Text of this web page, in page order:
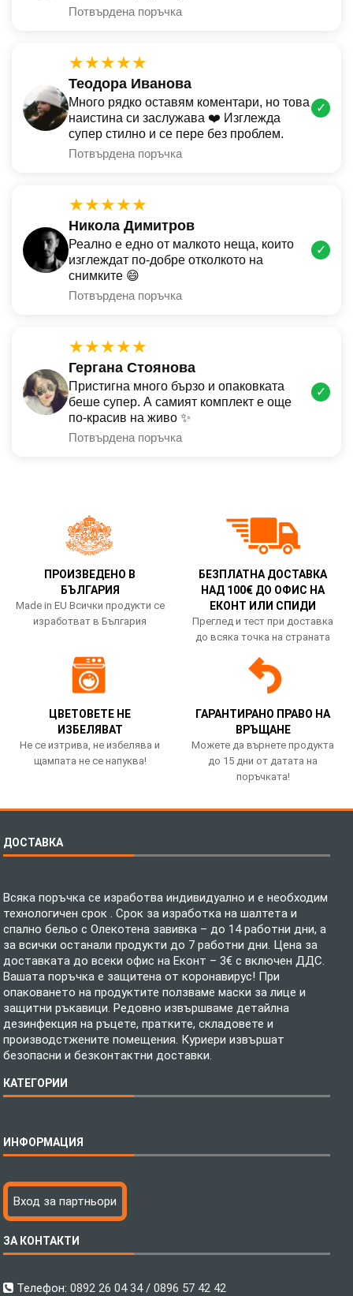
Потвърдена поръчка
★★★★★
Теодора Иванова
Много рядко оставям коментари, но това
наистина си заслужава ❤️ Изглежда
супер стилно и се пере без проблем.
Потвърдена поръчка
✓
★★★★★
Никола Димитров
Реално е едно от малкото неща, които
изглеждат по-добре отколкото на
снимките 😄
Потвърдена поръчка
✓
★★★★★
Гергана Стоянова
Пристигна много бързо и опаковката
беше супер. А самият комплект е още
по-красив на живо ✨
Потвърдена поръчка
✓
ПРОИЗВЕДЕНО В
БЪЛГАРИЯ
Made in EU Всички продукти се
изработват в България
БЕЗПЛАТНА ДОСТАВКА
НАД 100€ ДО ОФИС НА
ЕКОНТ ИЛИ СПИДИ
Преглед и тест при доставка
до всяка точка на страната
ЦВЕТОВЕТЕ НЕ
ИЗБЕЛЯВАТ
Не се изтрива, не избелява и
щампата не се напуква!
ГАРАНТИРАНО ПРАВО НА
ВРЪЩАНЕ
Можете да върнете продукта
до 15 дни от датата на
поръчката!
ДОСТАВКА
Всяка поръчка се изработва индивидуално и е необходим
технологичен срок . Срок за изработка на шалтета и
спално бельо с Олекотена завивка – до 14 работни дни, а
за всички останали продукти до 7 работни дни. Цена за
доставката до всеки офис на Еконт – 3€ с включен ДДС.
Вашата поръчка е защитена от коронавирус! При
опаковането на продуктите ползваме маски за лице и
защитни ръкавици. Редовно извършваме детайлна
дезинфекция на ръцете, пратките, складовете и
производстжените помещения. Куриери извършат
безопасни и безконтактни доставки.
КАТЕГОРИИ
Бебешки спални комплекти
Тениски с пълноцветен печат
Хавлиени кърпи
Пончо за водни спортове
Микрофибърни Велурени Кърпи
ИНФОРМАЦИЯ
Технология на печатане
Файлове за печат
Как да поръчам?
С какво сме различни?
Вход за партньори
ЗА КОНТАКТИ
Телефон:0892 26 04 34 / 0896 57 42 42